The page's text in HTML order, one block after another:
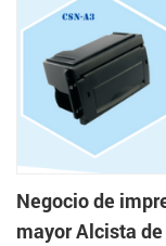
Negocio de
mayor Alcista